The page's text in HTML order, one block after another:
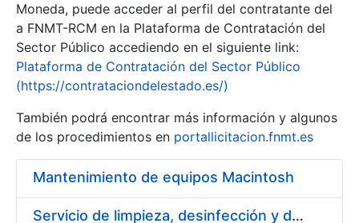
Moneda, puede acceder al perfil del contratante del
a FNMT-RCM en la Plataforma de Contratación del
Sector Público accediendo en el siguiente link:
Plataforma de Contratación del Sector Público
(https://contrataciondelestado.es/)
También podrá encontrar más información y algunos
de los procedimientos en portallicitacion.fnmt.es
Mantenimiento de equipos Macintosh
Servicio de limpieza, desinfección y descontaminación de ropa de trabajo